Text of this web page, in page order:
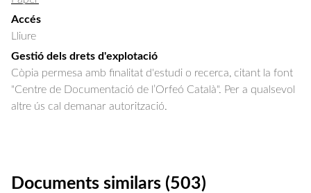
Accés
Lliure
Gestió dels drets d'explotació
Còpia permesa amb finalitat d'estudi o recerca, citant la font
"Centre de Documentació de l’Orfeó Català". Per a qualsevol
altre ús cal demanar autorització.
Documents similars (503)